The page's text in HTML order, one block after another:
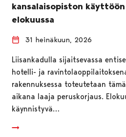
kansalaisopiston
elokuussa
31 heinäkuun, 2026
Liisankadulla sijaitsevassa
hotelli- ja
rakennuksessa toteutetaan
aikana laaja peruskorjaus.
käynnistyvä…